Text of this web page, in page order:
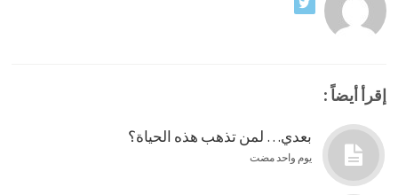
إقرأ أيضاً :
بعدي… لمن تذهب هذه الحياة؟
يوم واحد مضت